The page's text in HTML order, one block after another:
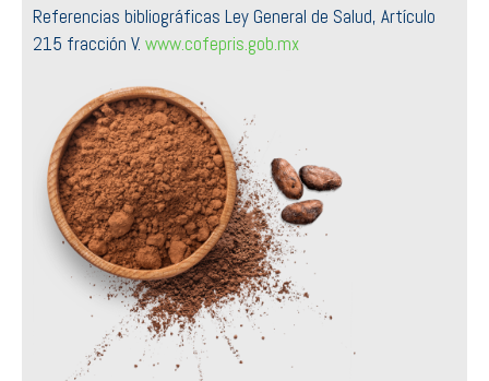
Referencias bibliográficas Ley General de Salud, Artículo
215 fracción V. www.cofepris.gob.mx